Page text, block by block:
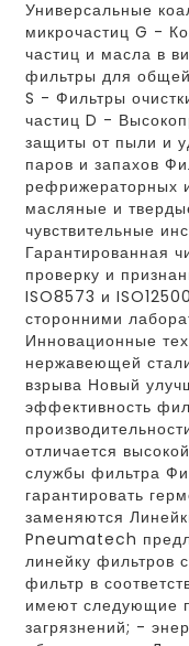
Универсальные
микрочастиц G -
частиц и масла в
фильтры для
S - Фильтры
частиц D -
защиты от пыли и
паров и запахов
рефрижераторных
масляные и
чувствительные
Гарантированная
проверку и
ISO8573 и
сторонними
Инновационные
нержавеющей
взрыва Новый
эффективность
отличается
службы фильтра
гарантировать
заменяются
Pneumatech
линейку фильтров
фильтр в
имеют следующие
загрязнений; -